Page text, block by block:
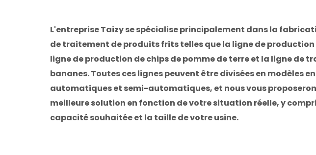
L'entreprise Taizy se spécialise principalement dans la
de traitement de produits frits telles que la ligne de production
ligne de production de chips de pomme de terre et la ligne de
bananes. Toutes ces lignes peuvent être divisées en modèles
automatiques et semi-automatiques, et nous vous
meilleure solution en fonction de votre situation réelle, y
capacité souhaitée et la taille de votre usine.